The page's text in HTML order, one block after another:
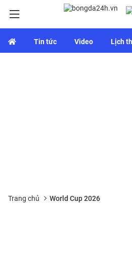
Tin tức Video Lịch
Trang chủ World Cup 2026